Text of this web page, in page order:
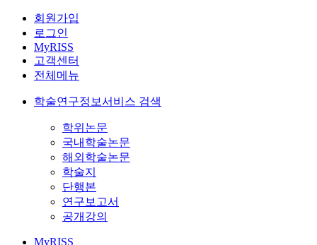
회원가입
로그인
MyRISS
고객센터
전체메뉴
학술연구정보서비스 검색
학위논문
국내학술논문
해외학술논문
학술지
단행본
연구보고서
공개강의
MyRISS